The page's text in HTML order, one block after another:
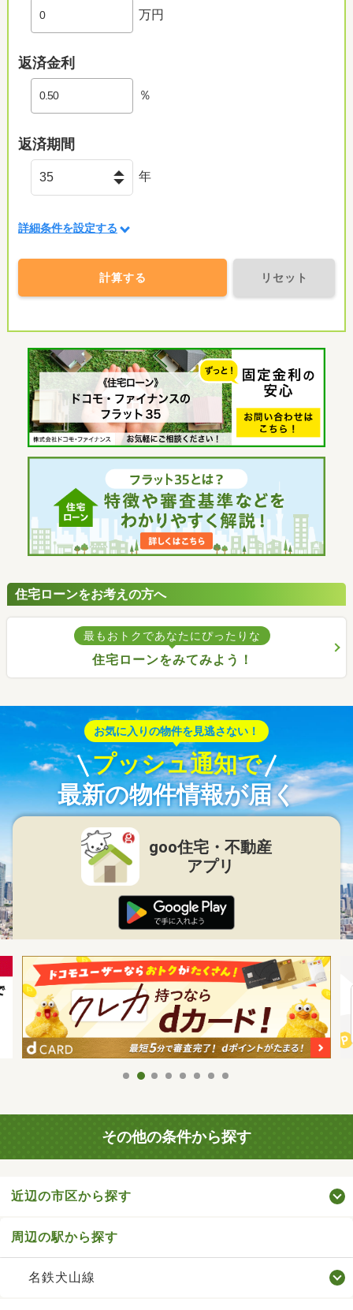
万円
返済金利
％
返済期間
年
詳細条件を設定する
計算する リセット
住宅ローンをお考えの方へ
最もおトクであなたにぴったりな
住宅ローンをみてみよう！
お気に入りの物件を見逃さない！
プッシュ通知で
最新の物件情報が届く
goo住宅・不動産
アプリ
その他の条件から探す
近辺の市区から探す
周辺の駅から探す
名鉄犬山線